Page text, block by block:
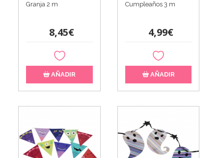
Granja 2 m
8,45€
AÑADIR
Cumpleaños 3 m
4,99€
AÑADIR